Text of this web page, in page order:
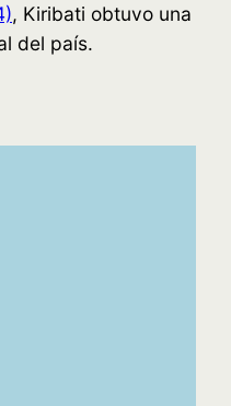
, Kiribati obtuvo una
del país.